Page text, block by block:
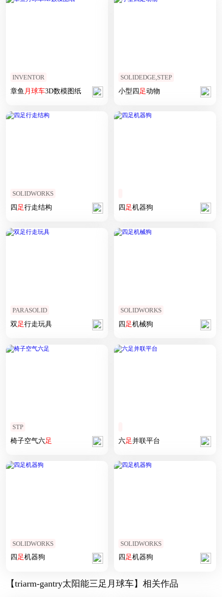
INVENTOR
章鱼 月球车3D数模图纸
SOLIDEDGE,STEP
小型四足动物
SOLIDWORKS
四足行走结构 四足机器狗
PARASOLID
双 足行走玩具
SOLIDWORKS
四足机械狗
STP
椅子空气六足 六足并联平台
SOLIDWORKS
四足机器狗
SOLIDWORKS
四足机器狗
【triarm-gantry太阳能三足月球车】相关作品